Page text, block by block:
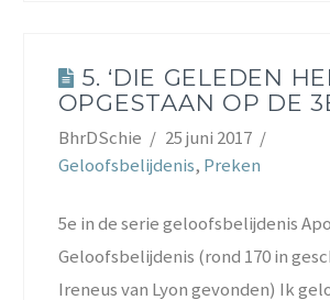
5. ‘DIE GELEDEN
OPGESTAAN OP DE
BhrDSchie
25 juni 2017
Geloofsbelijdenis, Preken
5e in de serie geloofsbelijdenis
Geloofsbelijdenis (rond 170 in
Ireneus van Lyon gevonden) Ik